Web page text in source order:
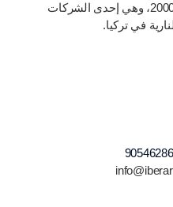
تأسست شركة Iber Arms في عام 2000، وهي إحدى الشركات
في تركيا.